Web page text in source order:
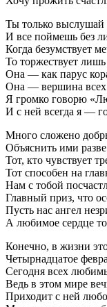
Ты только
И все поймешь без
Когда безумствует
То торжествует
Она — как парус
Она — вершина
Я громко говорю
И с ней всегда я —
Много сложено
Объяснить ими
Тот, кто чувствует
Тот способен на
Нам с тобой
Главный приз, что
Пусть нас ангел
А любимое сердце
Конечно, в жизни
Четырнадцатое
Сегодня всех
Ведь в этом мире
Приходит с ней